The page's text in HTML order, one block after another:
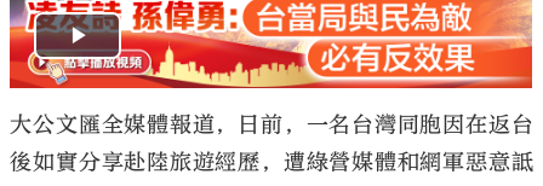
大公文匯全媒體報道，日前，一名台灣同胞因在返台
後如實分享赴陸旅遊經歷，遭綠營媒體和網軍惡意詆